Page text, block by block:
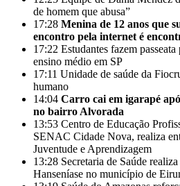
de homem que abusa”
17:28 Menina de 12 anos que
encontro pela internet é
17:22 Estudantes fazem
ensino médio em SP
17:11 Unidade de saúde da
humano
14:04 Carro cai em igarapé
no bairro Alvorada
13:53 Centro de Educação
SENAC Cidade Nova, realiza
Juventude e Aprendizagem
13:28 Secretaria de Saúde
Hanseníase no município de